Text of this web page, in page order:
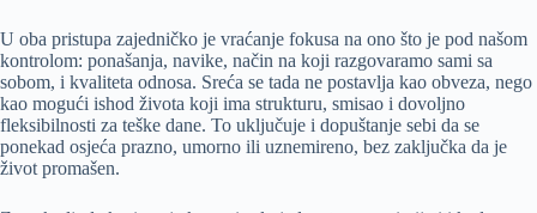
U oba pristupa zajedničko je vraćanje fokusa na ono što je pod našom
kontrolom: ponašanja, navike, način na koji razgovaramo sami sa
sobom, i kvaliteta odnosa. Sreća se tada ne postavlja kao obveza, nego
kao mogući ishod života koji ima strukturu, smisao i dovoljno
fleksibilnosti za teške dane. To uključuje i dopuštanje sebi da se
ponekad osjeća prazno, umorno ili uznemireno, bez zaključka da je
život promašen.